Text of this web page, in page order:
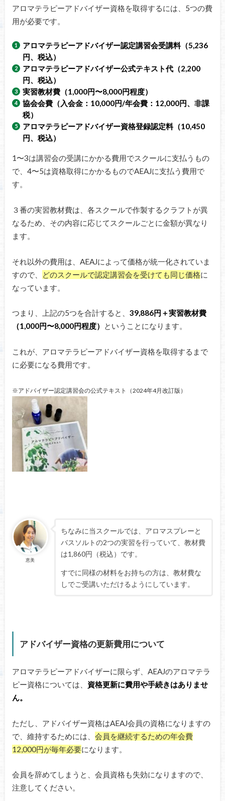
アロマテラピーアドバイザー資格を取得するには、5つの費
用が必要です。
アロマテラピーアドバイザー認定講習会受講料（5,236
円、税込）
アロマテラピーアドバイザー公式テキスト代（2,200
円、税込）
実習教材費（1,000円〜8,000円程度）
協会会費（入会金：10,000円/年会費：12,000円、非課
税）
アロマテラピーアドバイザー資格登録認定料（10,450
円、税込）
1〜3は講習会の受講にかかる費用でスクールに支払うもの
で、4〜5は資格取得にかかるものでAEAJに支払う費用で
す。
３番の実習教材費は、各スクールで作製するクラフトが異
なるため、その内容に応じてスクールごとに金額が異なり
ます。
それ以外の費用は、AEAJによって価格が統一化されていま
すので、
どのスクールで認定講習会を受けても同じ価格に
なっています。
つまり、上記の5つを合計すると、 39,886円＋実習教材費
（1,000円〜8,000円程度）
ということになります。
これが、アロマテラピーアドバイザー資格を取得するまで
に必要になる費用です。
※アドバイザー認定講習会の公式テキスト（2024年4月改訂版）
恵美
ちなみに当スクールでは、アロマスプレーと
バスソルトの2つの実習を行っていて、教材費
は1,860円（税込）です。
すでに同様の材料をお持ちの方は、教材費な
しでご受講いただけるようにしています。
アドバイザー資格の更新費用について
アロマテラピーアドバイザーに限らず、AEAJのアロマテラ
ピー資格については、 資格更新に費用や手続きはありませ
ん。
ただし、アドバイザー資格はAEAJ会員の資格になりますの
で、維持するためには、 会員を継続するための年会費
12,000円が毎年必要になります。
会員を辞めてしまうと、会員資格も失効になりますので、
注意してください。